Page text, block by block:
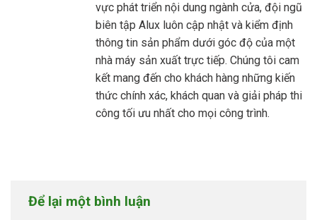
vực phát triển nội dung ngành cửa, đội ngũ
biên tập Alux luôn cập nhật và kiểm định
thông tin sản phẩm dưới góc độ của một
nhà máy sản xuất trực tiếp. Chúng tôi cam
kết mang đến cho khách hàng những kiến
thức chính xác, khách quan và giải pháp thi
công tối ưu nhất cho mọi công trình.
Để lại một bình luận